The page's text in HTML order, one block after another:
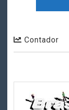
Contador